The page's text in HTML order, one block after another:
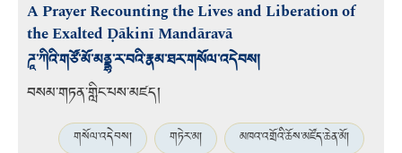
A Prayer Recounting the Lives and Liberation of
the Exalted Ḍākinī Mandāravā
ཌཱ་ཀིའི་གཙོ་མོ་མནྡྷ་ར་བའི་རྣམ་ཐར་གསོལ་འདེབས།
བསམ་གཏན་གླིང་པས་མཛད།
གསོལ་འདེབས། གཏེར་མ། མཁའ་འགྲོའི་ཆོས་མཛོད་ཆེན་མོ།